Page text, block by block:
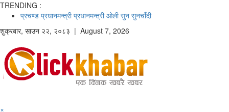
TRENDING :
प्रचण्ड प्रधानमन्त्री प्रधानमन्त्री ओली सुन सुनचाँदी
शुक्रबार, साउन २२, २०८३ | August 7, 2026
×